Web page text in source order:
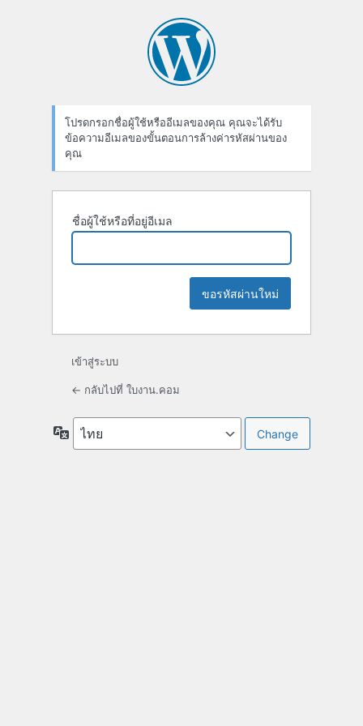
โปรดกรอกชื่อผู้ใช้หรืออีเมลของคุณ คุณจะได้รับ
ข้อความอีเมลของขั้นตอนการล้างค่ารหัสผ่านของ
คุณ
ชื่อผู้ใช้หรือที่อยู่อีเมล
เข้าสู่ระบบ
← กลับไปที่ ใบงาน.คอม
ภาษา